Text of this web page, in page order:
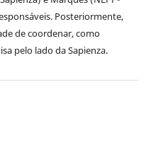
Posteriormente,
de coordenar, como
pelo lado da Sapienza.